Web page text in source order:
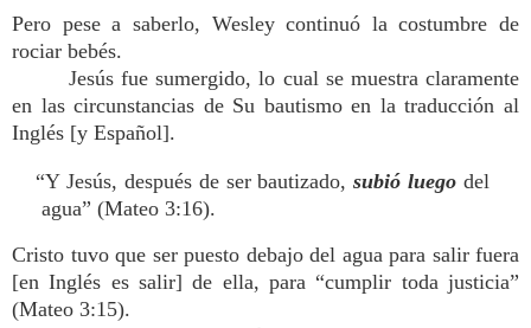
Pero pese a saberlo, Wesley continuó la costumbre de
rociar bebés.
Jesús fue sumergido, lo cual se muestra claramente
en las circunstancias de Su bautismo en la traducción al
Inglés [y Español].
“Y Jesús, después de ser bautizado,subió luego del
agua” (Mateo 3:16).
Cristo tuvo que ser puesto debajo del agua para salir fuera
[en Inglés es salir] de ella, para “cumplir toda justicia”
(Mateo 3:15).